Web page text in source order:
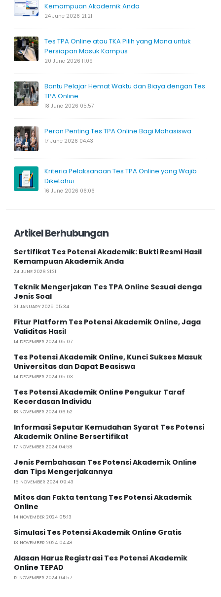
Kemampuan Akademik Anda
24 June 2026 21:21
Tes TPA Online atau TKA Pilih yang Mana untuk
Persiapan Masuk Kampus
20 June 2026 11:09
Bantu Pelajar Hemat Waktu dan Biaya dengan Tes
TPA Online
18 June 2026 05:57
Peran Penting Tes TPA Online Bagi Mahasiswa
17 June 2026 04:43
Kriteria Pelaksanaan Tes TPA Online yang Wajib
Diketahui
16 June 2026 06:06
Artikel Berhubungan
Sertifikat Tes Potensi Akademik: Bukti Resmi Hasil
Kemampuan Akademik Anda
24 JUNE 2026 21:21
Teknik Mengerjakan Tes TPA Online Sesuai denga
Jenis Soal
31 JANUARY 2025 05:34
Fitur Platform Tes Potensi Akademik Online, Jaga
Validitas Hasil
14 DECEMBER 2024 05:07
Tes Potensi Akademik Online, Kunci Sukses Masuk
Universitas dan Dapat Beasiswa
14 DECEMBER 2024 05:03
Tes Potensi Akademik Online Pengukur Taraf
Kecerdasan Individu
18 NOVEMBER 2024 06:52
Informasi Seputar Kemudahan Syarat Tes Potensi
Akademik Online Bersertifikat
17 NOVEMBER 2024 04:58
Jenis Pembahasan Tes Potensi Akademik Online
dan Tips Mengerjakannya
15 NOVEMBER 2024 09:43
Mitos dan Fakta tentang Tes Potensi Akademik
Online
14 NOVEMBER 2024 05:13
Simulasi Tes Potensi Akademik Online Gratis
13 NOVEMBER 2024 04:48
Alasan Harus Registrasi Tes Potensi Akademik
Online TEPAD
12 NOVEMBER 2024 04:57